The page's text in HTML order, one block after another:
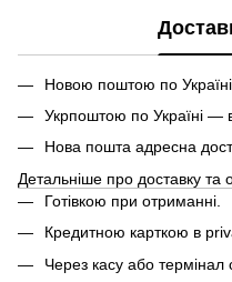
Новою поштою по
Укрпоштою по Україні —
Нова пошта адресна
Детальніше про доставку та
Готівкою при отриманні.
Кредитною карткою в
Через касу або термінал